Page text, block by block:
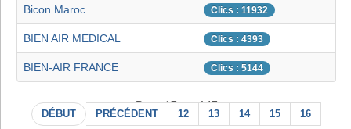
Bicon Maroc Clics : 11932
BIEN AIR MEDICAL Clics : 4393
BIEN-AIR FRANCE Clics : 5144
Page 17 sur 147
DÉBUT PRÉCÉDENT 12 13 14 15 16